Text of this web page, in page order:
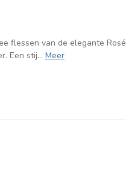
flessen van de elegante Rosé
Een stij... Meer